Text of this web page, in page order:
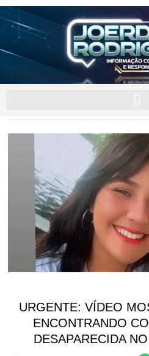
URGENTE: VÍDEO
ENCONTRANDO
DESAPARECIDA